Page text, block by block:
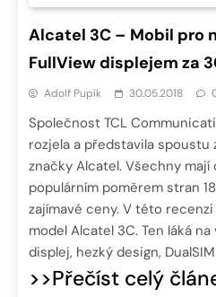
Alcatel 3C – Mobil pro
FullView displejem za
Adolf Pupík 30.05.2018
Společnost TCL
rozjela a představila spoustu
značky Alcatel. Všechny mají
populárním poměrem stran
zajímavé ceny. V této
model Alcatel 3C. Ten láká
displej, hezký design,
>>Přečíst celý